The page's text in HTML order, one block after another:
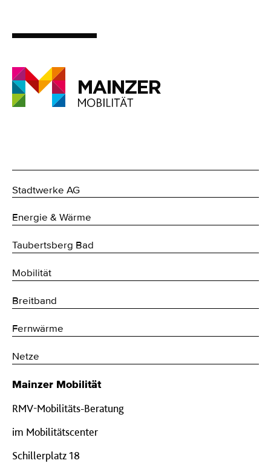
Stadtwerke AG
Energie & Wärme
Taubertsberg Bad
Mobilität
Breitband
Fernwärme
Netze
Mainzer Mobilität
RMV-Mobilitäts-Beratung
im Mobilitätscenter
Schillerplatz 18